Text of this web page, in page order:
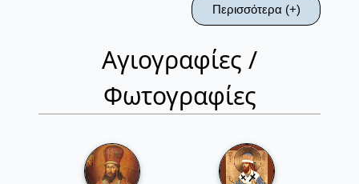
Περισσότερα (+)
Αγιογραφίες /
Φωτογραφίες